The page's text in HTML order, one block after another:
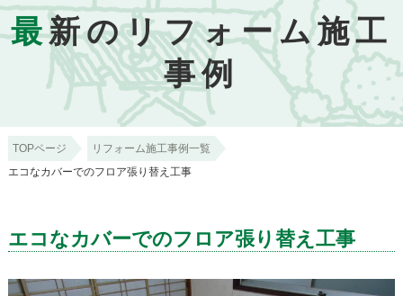
最新のリフォーム施工
事例
TOPページ
リフォーム施工事例一覧
エコなカバーでのフロア張り替え工事
エコなカバーでのフロア張り替え工事